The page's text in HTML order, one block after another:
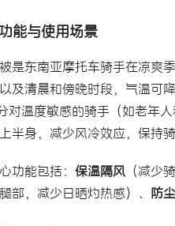
能与使用场景
是东南亚摩托车骑手在凉爽
及清晨和傍晚时段，气温可
对温度敏感的骑手（如老年
半身，减少风冷效应，保持骑
功能包括： 保温隔风 （减少
部，减少日晒灼热感）、 防